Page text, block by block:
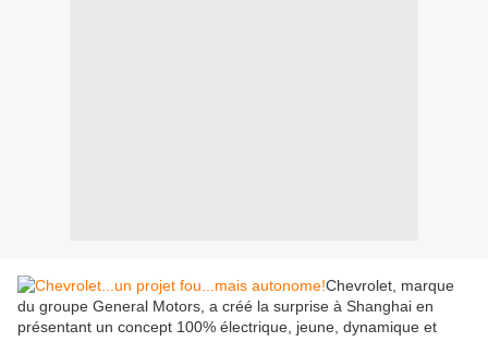
Chevrolet, marque
du groupe General Motors, a créé la surprise à Shanghai en
présentant un concept 100% électrique, jeune, dynamique et